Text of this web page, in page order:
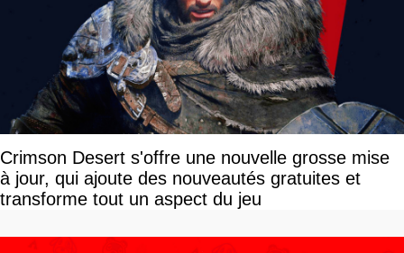
Crimson Desert s'offre une nouvelle grosse mise
à jour, qui ajoute des nouveautés gratuites et
transforme tout un aspect du jeu